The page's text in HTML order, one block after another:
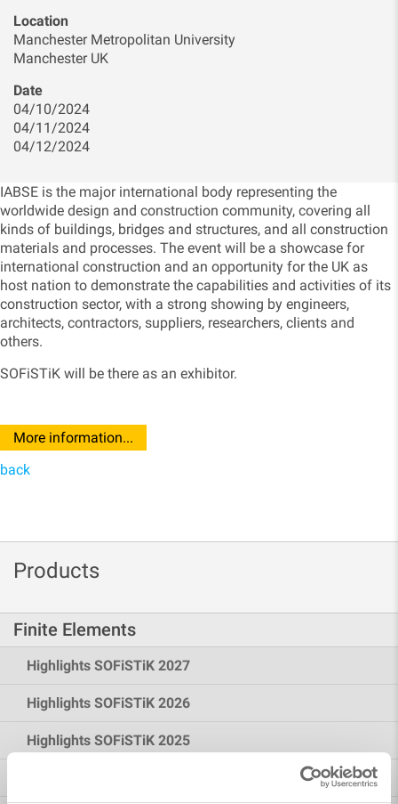
Location
Manchester Metropolitan University
Manchester UK
Date
04/10/2024
04/11/2024
04/12/2024
IABSE is the major international body representing the
worldwide design and construction community, covering all
kinds of buildings, bridges and structures, and all construction
materials and processes. The event will be a showcase for
international construction and an opportunity for the UK as
host nation to demonstrate the capabilities and activities of its
construction sector, with a strong showing by engineers,
architects, contractors, suppliers, researchers, clients and
others.
SOFiSTiK will be there as an exhibitor.
More information...
back
Products
Finite Elements
Highlights SOFiSTiK 2027
Highlights SOFiSTiK 2026
Highlights SOFiSTiK 2025